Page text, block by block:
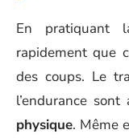
En pratiquant
rapidement que
des coups. Le
l’endurance
physique. Même